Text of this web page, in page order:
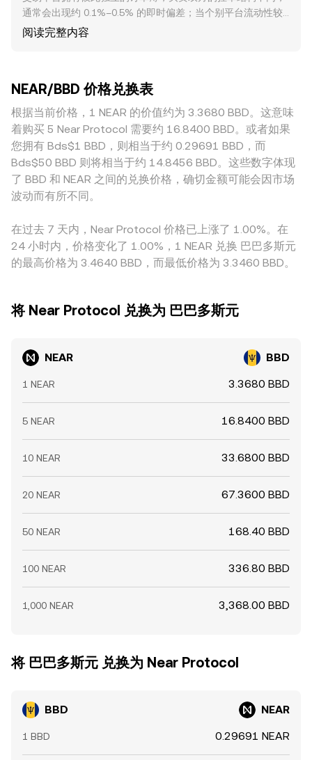
流动性，从而引发 NEAR/BBD conversion rate 的快速波动；
银行通道）也会影响以 BBD 结算的深度与报价。技术层面，
动，叠加现货流动性与做市策略，对 NEAR/BBD conversion
rate 表示 1 NEAR 可换得的 BBD 数量，则 BBD Value = NEAR
Amount × conversion rate；反过来，NEAR Amount = BBD
Value / conversion rate。除了订单簿，若 NEAR 在去中心化
资产（常见为稳定币）储备分别为 x 与 y，池中即时价格近似
时，AMM 中的价格滑点与链上手续费会通过路径传导影响
NEAR/BBD 的 conversion rate。
通常会出现约 0.1%–0.5% 的即时偏差；当个别平台流动性较
浅或大额订单冲击较大时，偏差可能放大。深度更好的市场在
BBD 计价的法币入金、出金渠道的顺畅程度、当地银行与合规
要求，会影响做市与结算成本，进而使同一时刻的 NEAR/BBD
报价出现区域差异。许多平台的基础报价链路仍以 USDT 为中
介，当 NEAR/USDT 与 USDT/BBD 的基础价差（包括 USDT
相对 BBD 的小幅溢折价）发生变化时，会传导到最终的
NEAR/BBD conversion rate。套利者会在平台间买低卖高以
缩小价差，但受限于链上转移时间、法币清算周期、手续费与
风控限制，价差难以被完全消除，因而在不同平台间仍可能存
阅读完整内容
NEAR/BBD 价格兑换表
根据当前价格，1 NEAR 的价值约为 3.3680 BBD。这意味
着购买 5 Near Protocol 需要约 16.8400 BBD。或者如果
您拥有 Bds$1 BBD，则相当于约 0.29691 BBD，而
Bds$50 BBD 则将相当于约 14.8456 BBD。这些数字体现
了 BBD 和 NEAR 之间的兑换价格，确切金额可能会因市场
波动而有所不同。
在过去 7 天内，Near Protocol 价格已上涨了 1.00%。在
24 小时内，价格变化了 1.00%，1 NEAR 兑换 巴巴多斯元
的最高价格为 3.4640 BBD，而最低价格为 3.3460 BBD。
将 Near Protocol 兑换为 巴巴多斯元
NEAR BBD
1 NEAR 3.3680 BBD
5 NEAR 16.8400 BBD
10 NEAR 33.6800 BBD
20 NEAR 67.3600 BBD
50 NEAR 168.40 BBD
100 NEAR 336.80 BBD
1,000 NEAR 3,368.00 BBD
将 巴巴多斯元 兑换为 Near Protocol
BBD NEAR
1 BBD 0.29691 NEAR